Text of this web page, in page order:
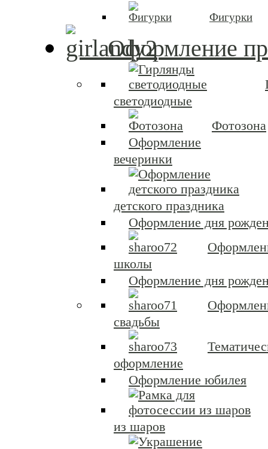
Фигурки
Оформление
светодиодные
Фотозона
Оформление
вечеринки
детского праздника
Оформление дня
школы
Оформление дня
свадьбы
оформление
Оформление юбилея
из шаров